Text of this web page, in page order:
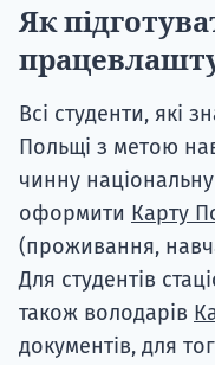
Як
Всі студенти, які
Польщі з метою
чинну національну
оформити Карту
(проживання,
Для студентів
також володарів
документів, для